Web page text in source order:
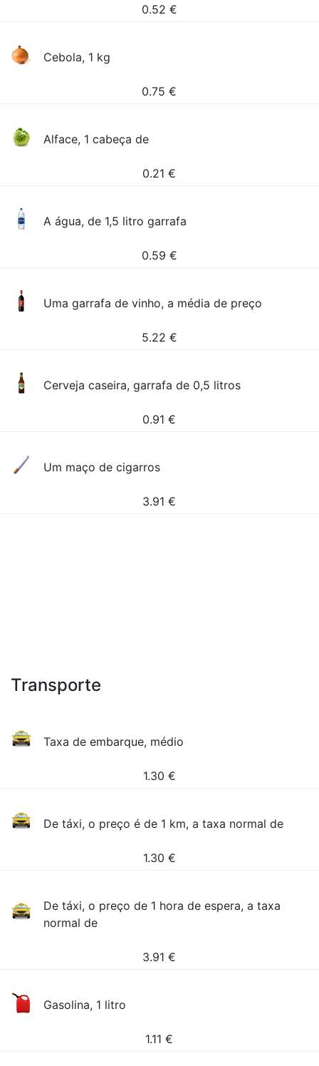
0.52 €
Cebola, 1 kg
0.75 €
Alface, 1 cabeça de
0.21 €
A água, de 1,5 litro garrafa
0.59 €
Uma garrafa de vinho, a média de preço
5.22 €
Cerveja caseira, garrafa de 0,5 litros
0.91 €
Um maço de cigarros
3.91 €
Transporte
Taxa de embarque, médio
1.30 €
De táxi, o preço é de 1 km, a taxa normal de
1.30 €
De táxi, o preço de 1 hora de espera, a taxa
normal de
3.91 €
Gasolina, 1 litro
1.11 €